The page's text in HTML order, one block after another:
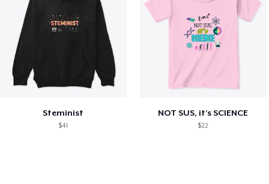
Steminist
$41
NOT SUS, it's SCIENCE
$22